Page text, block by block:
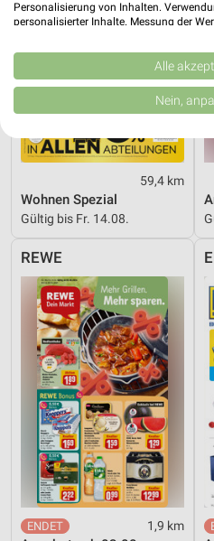
59,4 km
Wohnen Spezial
Gültig bis Fr. 14.08.
REWE
1,9 km
Personalisierung von Inhalten.
personalisierter Inhalte. Messung der
Kombinationen von Daten aus
Verbesserung der Angebote.
von Inhalten.
Daten können außerhalb der
USA gesendet werden.
Website/App.
Partnerliste anzeigen (1 IAB-
Wir nutzen Ihre Daten für folgende Zwecke:
IAB-Verarbeitungszwecke:
auf einem Endgerät
Verwendung reduzierter Daten
Werbeanzeigen
Erstellung von Profilen für
Werbung
Verwendung von Profilen zur
personalisierter Werbung
Erstellung von Profilen zur
von Inhalten
Verwendung von Profilen zur
personalisierter Inhalte
Alle
Nein,